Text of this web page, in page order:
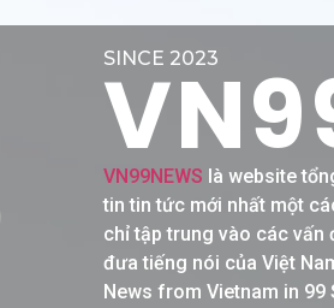
SINCE 2023
VN99NEWS là website
tin tin tức mới nhất một
chỉ tập trung vào các vấn
đưa tiếng nói của Việt
News from Vietnam in 99